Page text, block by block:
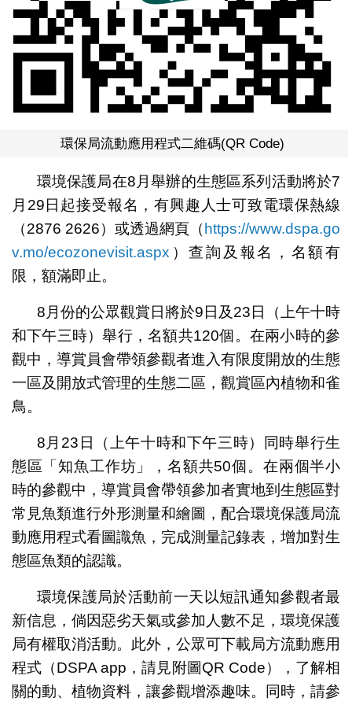
環保局流動應用程式二維碼(QR Code)
環境保護局在8月舉辦的生態區系列活動將於7
月29日起接受報名，有興趣人士可致電環保熱線
（2876 2626）或透過網頁（https://www.dspa.go
v.mo/ecozonevisit.aspx ）查詢及報名，名額有
限，額滿即止。
8月份的公眾觀賞日將於9日及23日（上午十時
和下午三時）舉行，名額共120個。在兩小時的參
觀中，導賞員會帶領參觀者進入有限度開放的生態
一區及開放式管理的生態二區，觀賞區內植物和雀
鳥。
8月23日（上午十時和下午三時）同時舉行生
態區「知魚工作坊」，名額共50個。在兩個半小
時的參觀中，導賞員會帶領參加者實地到生態區對
常見魚類進行外形測量和繪圖，配合環境保護局流
動應用程式看圖識魚，完成測量記錄表，增加對生
態區魚類的認識。
環境保護局於活動前一天以短訊通知參觀者最
新信息，倘因惡劣天氣或參加人數不足，環境保護
局有權取消活動。此外，公眾可下載局方流動應用
程式（DSPA app，請見附圖QR Code），了解相
關的動、植物資料，讓參觀增添趣味。同時，請參